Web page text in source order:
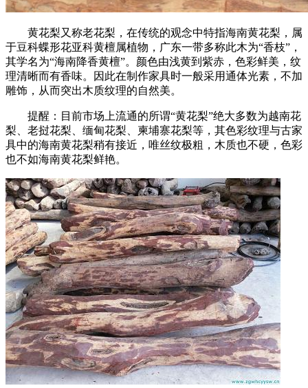
黄花梨又称老花梨，在传统的观念中特指海南黄花梨，属
于豆科蝶形花亚科黄檀属植物，广东一带多称此木为“香枝”，
其学名为“海南降香黄檀”。颜色由浅黄到紫赤，色彩鲜美，纹
理清晰而有香味。因此在制作家具时一般采用通体光素，不加
雕饰，从而突出木质纹理的自然美。
提醒：目前市场上流通的所谓“黄花梨”绝大多数为越南花
梨、老挝花梨、缅甸花梨、柬埔寨花梨等，其色彩纹理与古家
具中的海南黄花梨稍有接近，唯丝纹极粗，木质也不硬，色彩
也不如海南黄花梨鲜艳。